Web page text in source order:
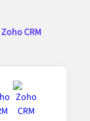
Zoho CRM